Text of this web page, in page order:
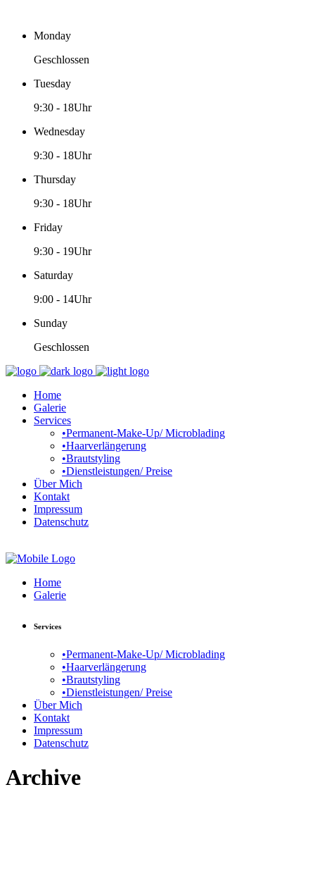
Monday
Geschlossen
Tuesday
9:30 - 18Uhr
Wednesday
9:30 - 18Uhr
Thursday
9:30 - 18Uhr
Friday
9:30 - 19Uhr
Saturday
9:00 - 14Uhr
Sunday
Geschlossen
Home
Galerie
Services
•Permanent-Make-Up/ Microblading
•Haarverlängerung
•Brautstyling
•Dienstleistungen/ Preise
Über Mich
Kontakt
Impressum
Datenschutz
Home
Galerie
Services
•Permanent-Make-Up/ Microblading
•Haarverlängerung
•Brautstyling
•Dienstleistungen/ Preise
Über Mich
Kontakt
Impressum
Datenschutz
Archive